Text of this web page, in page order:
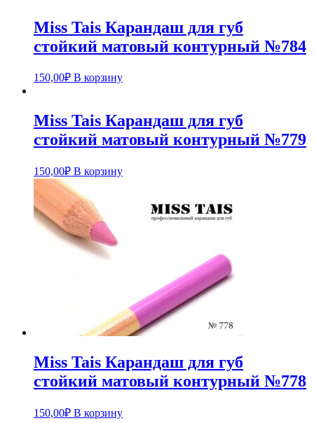
Miss Tais Карандаш для губ
стойкий матовый контурный №784
150,00₽ В корзину
Miss Tais Карандаш для губ
стойкий матовый контурный №779
150,00₽ В корзину
Miss Tais Карандаш для губ
стойкий матовый контурный №778
150,00₽ В корзину